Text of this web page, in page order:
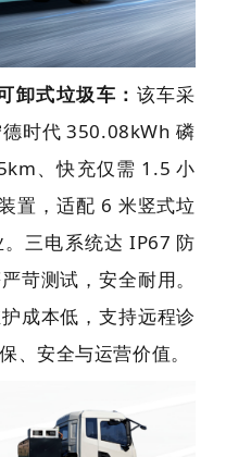
卸式垃圾车 ： 该车采
时代 350.08kWh 磷
、快充仅需 1.5 小
置，适配 6 米竖式垃
三电系统达 IP67 防
苛测试，安全耐用。
成本低，支持远程诊
、安全与运营价值。